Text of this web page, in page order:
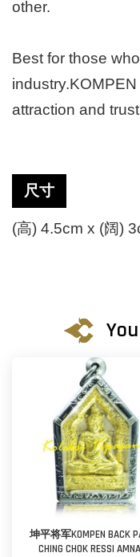
other.
Best for those
attraction and
尺寸
(高) 4.5cm x (阔)
坤平将军KOMPEN BACK
CHING CHOK RESSI